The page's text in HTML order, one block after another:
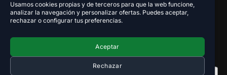
Usamos cookies propias y de terceros para que la web funcione,
analizar la navegación y personalizar ofertas. Puedes aceptar,
rechazar o configurar tus preferencias.
Aceptar
Rechazar